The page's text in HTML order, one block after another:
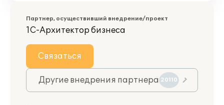
Партнер, осуществивший внедрение/проект
1С-Архитектор бизнеса
Связаться
Другие внедрения партнера 20110